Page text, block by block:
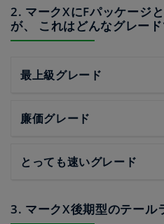
2. マークXにFパッケージ
が、 これはどんなグレード
最上級グレード
廉価グレード
とっても速いグレード
3. マークX後期型のテール